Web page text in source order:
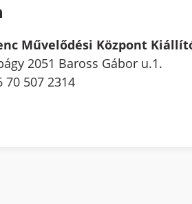
Művelődési Központ
2051 Baross Gábor u.1.
70 507 2314